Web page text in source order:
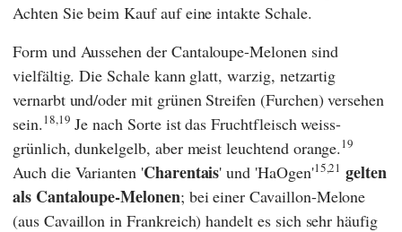
Achten Sie beim Kauf auf eine intakte Schale.
Form und Aussehen der Cantaloupe-Melonen sind
vielfältig. Die Schale kann glatt, warzig, netzartig
vernarbt und/oder mit grünen Streifen (Furchen) versehen
sein.18,19 Je nach Sorte ist das Fruchtfleisch weiss-
grünlich, dunkelgelb, aber meist leuchtend orange.19
Auch die Varianten 'Charentais' und 'HaOgen'15,21 gelten
als Cantaloupe-Melonen; bei einer Cavaillon-Melone
(aus Cavaillon in Frankreich) handelt es sich sehr häufig